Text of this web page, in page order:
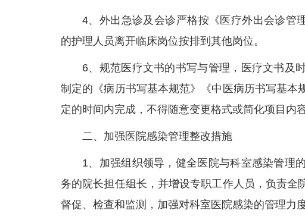
4、外出急诊及会诊严格按《医疗外出会诊管
的护理人员离开临床岗位按排到其他岗位。
6、规范医疗文书的书写与管理，医疗文书及
制定的《病历书写基本规范》《中医病历书写基
定的时间内完成，不得随意变更格式或简化项目内
二、加强医院感染管理整改措施
1、加强组织领导，健全医院与科室感染管理
务的院长担任组长，并增设专职工作人员，负责
督促、检查和监测，加强对科室医院感染的管理力度